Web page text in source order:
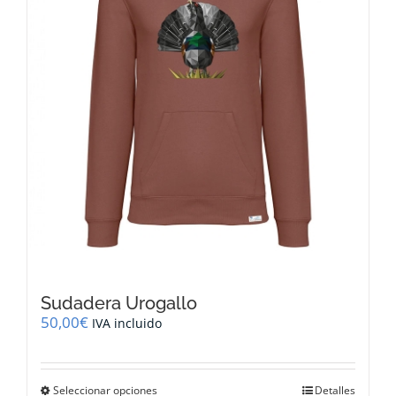
en
la
página
de
Sudadera Urogallo
50,00€ IVA incluido
Seleccionar opciones Detalles